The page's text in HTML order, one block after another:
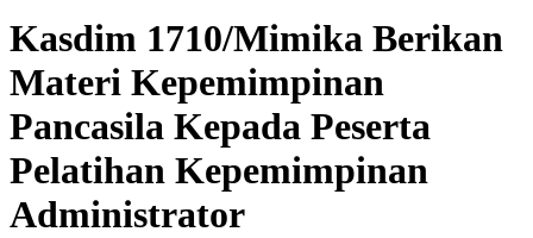
Kasdim 1710/Mimika Berikan
Materi Kepemimpinan
Pancasila Kepada Peserta
Pelatihan Kepemimpinan
Administrator